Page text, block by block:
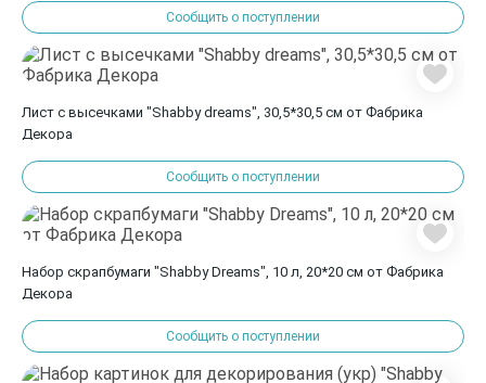
Сообщить о поступлении
Лист с высечками "Shabby dreams", 30,5*30,5 см от Фабрика
Декора
Сообщить о поступлении
Набор скрапбумаги "Shabby Dreams", 10 л, 20*20 см от Фабрика
Декора
Сообщить о поступлении